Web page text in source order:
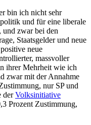
bin ich nicht sehr
und für eine liberale
und zwar bei den
Staatsgelder und neue
neue
massvoller
ihrer Mehrheit wie ich
zwar mit der Annahme
nur SP und
derVolksinitiative
Prozent Zustimmung,